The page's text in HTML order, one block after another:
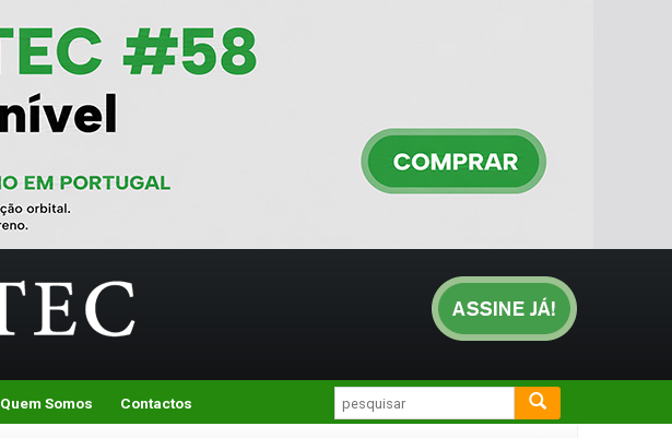
Quem Somos Contactos